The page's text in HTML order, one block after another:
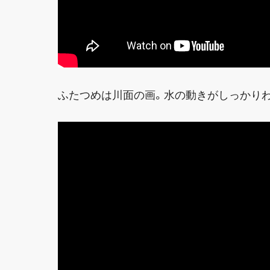
ふたつめは川面の画。水の動きがしっかり